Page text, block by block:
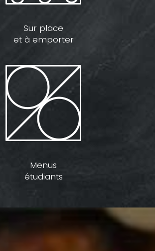
Sur place
et à emporter
Menus
étudiants